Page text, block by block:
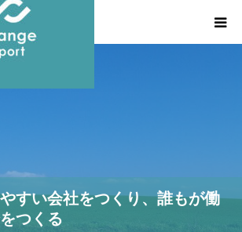
すい会社をつくり、誰もが働
つくる
の実績